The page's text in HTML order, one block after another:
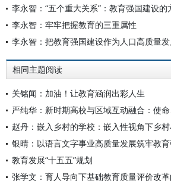
李永智：“五个重大关系”：教育强国建设的
李永智：牢牢把握教育的三重属性
李永智：把教育强国建设作为人口高质量
相同主题阅读
关铭闻：加油！让教育涵润出彩人生
严纯华：新时期高校与区域互动融合：使
教育发展“十五五”规划
张学文：育人导向下基础教育质量评价改